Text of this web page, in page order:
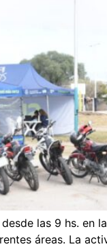
las 9 hs. en
áreas. La